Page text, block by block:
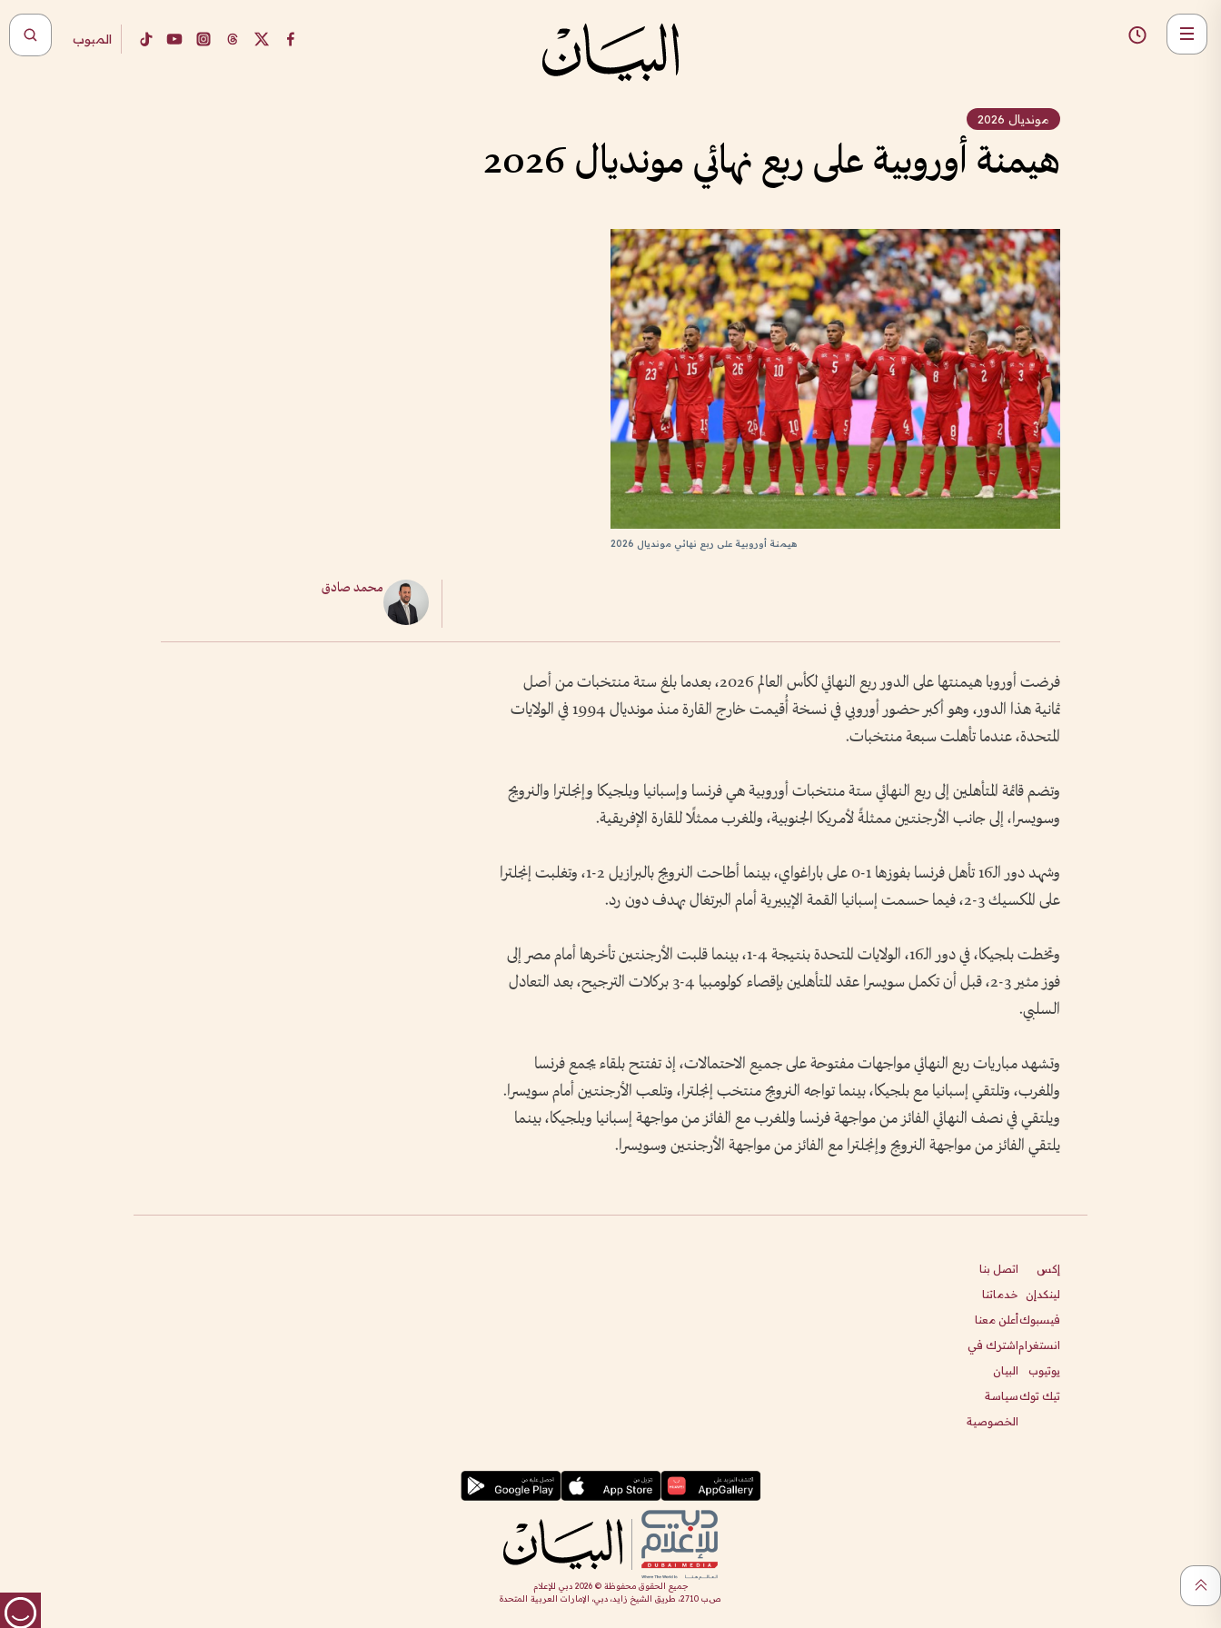
المبوب
مونديال 2026
هيمنة أوروبية على ربع نهائي مونديال 2026
هيمنة أوروبية على ربع نهائي مونديال 2026
محمد صادق
فرضت أوروبا هيمنتها على الدور ربع النهائي لكأس العالم 2026، بعدما بلغ ستة منتخبات من أصل
ثمانية هذا الدور، وهو أكبر حضور أوروبي في نسخة أُقيمت خارج القارة منذ مونديال 1994 في الولايات
المتحدة، عندما تأهلت سبعة منتخبات.
وتضم قائمة المتأهلين إلى ربع النهائي ستة منتخبات أوروبية هي فرنسا وإسبانيا وبلجيكا وإنجلترا والنرويج
وسويسرا، إلى جانب الأرجنتين ممثلةً لأمريكا الجنوبية، والمغرب ممثلًا للقارة الإفريقية.
وشهد دور الـ16 تأهل فرنسا بفوزها 1-0 على باراغواي، بينما أطاحت النرويج بالبرازيل 2-1، وتغلبت إنجلترا
على المكسيك 3-2، فيما حسمت إسبانيا القمة الإيبيرية أمام البرتغال بهدف دون رد.
وتخطت بلجيكا، في دور الـ16، الولايات المتحدة بنتيجة 4-1، بينما قلبت الأرجنتين تأخرها أمام مصر إلى
فوز مثير 3-2، قبل أن تكمل سويسرا عقد المتأهلين بإقصاء كولومبيا 4-3 بركلات الترجيح، بعد التعادل
السلبي.
وتشهد مباريات ربع النهائي مواجهات مفتوحة على جميع الاحتمالات، إذ تفتتح بلقاء يجمع فرنسا
والمغرب، وتلتقي إسبانيا مع بلجيكا، بينما تواجه النرويج منتخب إنجلترا، وتلعب الأرجنتين أمام سويسرا.
ويلتقي في نصف النهائي الفائز من مواجهة فرنسا والمغرب مع الفائز من مواجهة إسبانيا وبلجيكا، بينما
يلتقي الفائز من مواجهة النرويج وإنجلترا مع الفائز من مواجهة الأرجنتين وسويسرا.
إكس
لينكدإن
فيسبوك
انستغرام
يوتيوب
تيك توك
اتصل بنا
خدماتنا
أعلن معنا
اشترك في
البيان
سياسة
الخصوصية
جميع الحقوق محفوظة ©2026 دبي للإعلام
ص.ب 2710، طريق الشيخ زايد، دبي، الإمارات العربية المتحدة